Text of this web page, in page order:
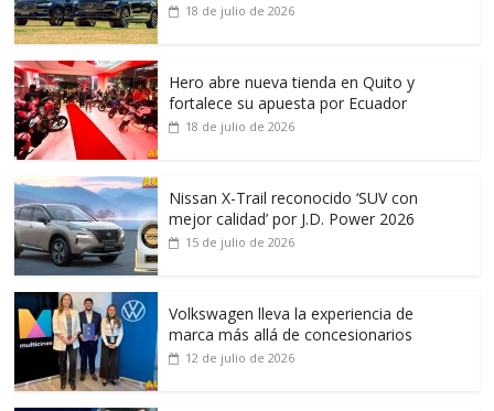
18 de julio de 2026
Hero abre nueva tienda en Quito y
fortalece su apuesta por Ecuador
18 de julio de 2026
Nissan X-Trail reconocido ‘SUV con
mejor calidad’ por J.D. Power 2026
15 de julio de 2026
Volkswagen lleva la experiencia de
marca más allá de concesionarios
12 de julio de 2026